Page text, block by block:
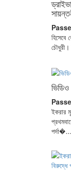
হিসেবে
ইকরার
পর্দা�...